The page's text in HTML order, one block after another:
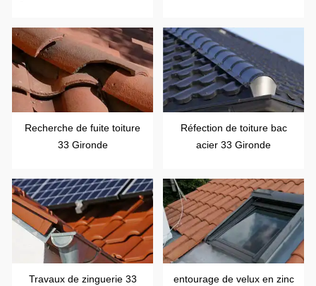
Recherche de fuite toiture
33 Gironde
Réfection de toiture bac
acier 33 Gironde
Travaux de zinguerie 33
entourage de velux en zinc